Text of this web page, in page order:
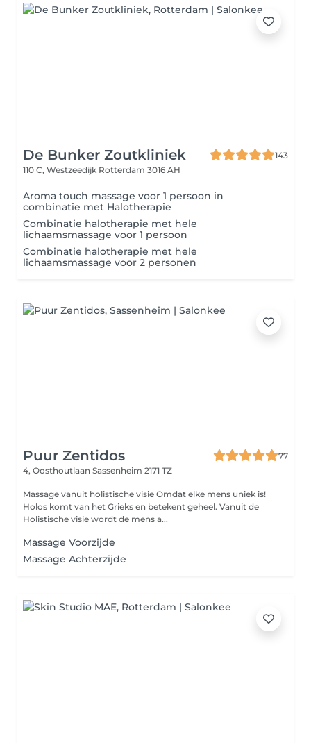
De Bunker Zoutkliniek
143
110 C, Westzeedijk Rotterdam 3016 AH
Aroma touch massage voor 1 persoon in
combinatie met Halotherapie
Combinatie halotherapie met hele
lichaamsmassage voor 1 persoon
Combinatie halotherapie met hele
lichaamsmassage voor 2 personen
Puur Zentidos
77
4, Oosthoutlaan Sassenheim 2171 TZ
Massage vanuit holistische visie Omdat elke mens uniek is!
Holos komt van het Grieks en betekent geheel. Vanuit de
Holistische visie wordt de mens a...
Massage Voorzijde
Massage Achterzijde